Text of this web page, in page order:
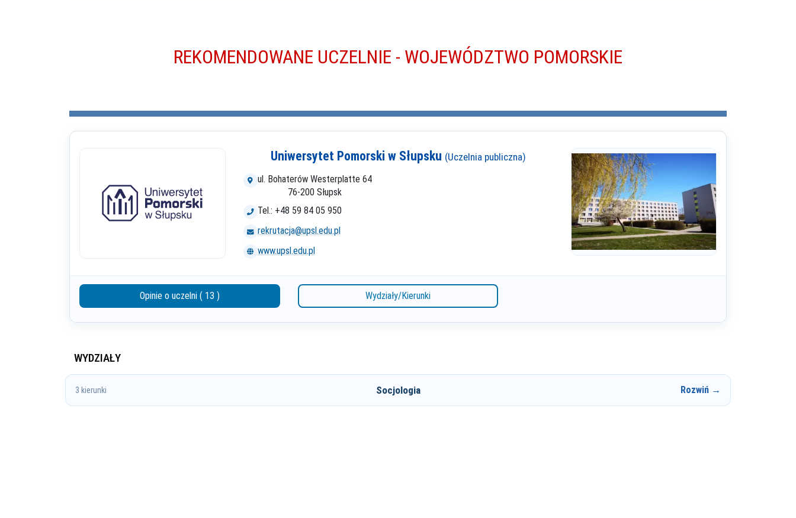
REKOMENDOWANE UCZELNIE - WOJEWÓDZTWO POMORSKIE
Uniwersytet Pomorski w Słupsku (Uczelnia publiczna)
ul. Bohaterów Westerplatte 64
76-200 Słupsk
Tel.: +48 59 84 05 950
rekrutacja@upsl.edu.pl
www.upsl.edu.pl
Opinie o uczelni ( 13 ) Wydziały/Kierunki
WYDZIAŁY
3 kierunki Socjologia Rozwiń →